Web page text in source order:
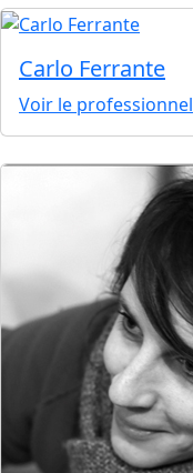
Carlo Ferrante
Voir le professionnel